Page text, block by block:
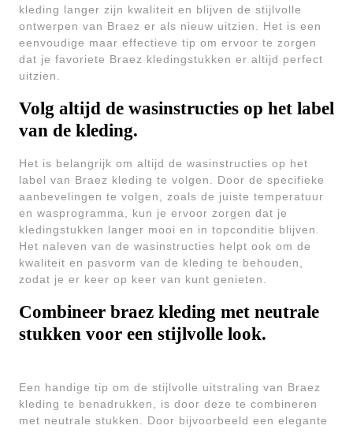
kleding langer zijn kwaliteit en blijven de stijlvolle
ontwerpen van Braez er als nieuw uitzien. Het is een
eenvoudige maar effectieve tip om ervoor te zorgen
dat je favoriete Braez kledingstukken er altijd perfect
uitzien.
Volg altijd de wasinstructies op het label
van de kleding.
Het is belangrijk om altijd de wasinstructies op het
label van Braez kleding te volgen. Door de specifieke
aanbevelingen te volgen, zoals de juiste temperatuur
en wasprogramma, kun je ervoor zorgen dat je
kledingstukken langer mooi en in topconditie blijven.
Het naleven van de wasinstructies helpt ook om de
kwaliteit en pasvorm van de kleding te behouden,
zodat je er keer op keer van kunt genieten.
Combineer braez kleding met neutrale
stukken voor een stijlvolle look.
Een handige tip om de stijlvolle uitstraling van Braez
kleding te benadrukken, is door deze te combineren
met neutrale stukken. Door bijvoorbeeld een elegante